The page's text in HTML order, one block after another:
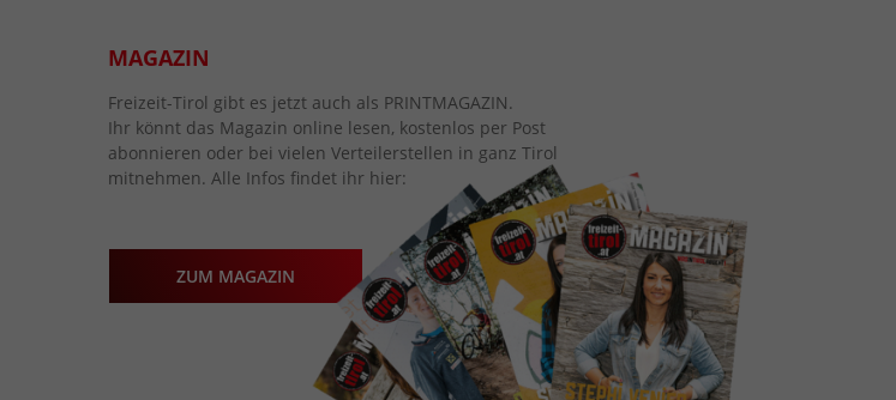
MAGAZIN
Freizeit-Tirol gibt es jetzt auch als PRINTMAGAZIN.
Ihr könnt das Magazin online lesen, kostenlos per Post
abonnieren oder bei vielen Verteilerstellen in ganz Tirol
mitnehmen. Alle Infos findet ihr hier:
ZUM MAGAZIN